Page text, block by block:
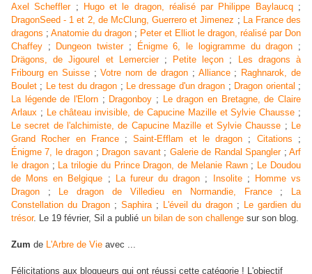
Axel Scheffler; Hugo et le dragon, réalisé par Philippe Baylaucq;
DragonSeed - 1 et 2, de McClung, Guerrero et Jimenez ; La France des
dragons ; Anatomie du dragon ; Peter et Elliot le dragon, réalisé par Don
Chaffey ; Dungeon twister; Énigme 6, le logigramme du dragon ;
Drägons, de Jigourel et Lemercier; Petite leçon ;
Les dragons à
Fribourg en Suisse;Votre nom de dragon; Alliance; Raghnarok, de
Boulet ; Le test du dragon ; Le dressage d'un dragon ; Dragon oriental ;
La légende de l'Elorn ; Dragonboy ; Le dragon en Bretagne, de Claire
Arlaux ; Le château invisible, de Capucine Mazille et Sylvie Chausse ;
Le secret de l'alchimiste, de Capucine Mazille et Sylvie Chausse ; Le
Grand Rocher en France;Saint-Efflam et le dragon ; Citations ;
Énigme 7, le dragon ; Dragon savant; Galerie de Randal Spangler;Arf
le dragon; La trilogie du Prince Dragon, de Melanie Rawn; Le Doudou
de Mons en Belgique ; La fureur du dragon ; Insolite;
Homme vs
Dragon ; Le dragon de Villedieu en Normandie, France;
La
Constellation du Dragon; Saphira; L'éveil du dragon ; Le gardien du
trésor. Le 19 février, Sil a publié un bilan de son challenge sur son blog.
Zum de L'Arbre de Vie avec ...
Félicitations aux blogueurs qui ont réussi cette catégorie ! L'objectif